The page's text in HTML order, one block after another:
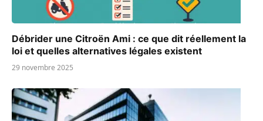
Débrider une Citroën Ami : ce que dit réellement la
loi et quelles alternatives légales existent
29 novembre 2025